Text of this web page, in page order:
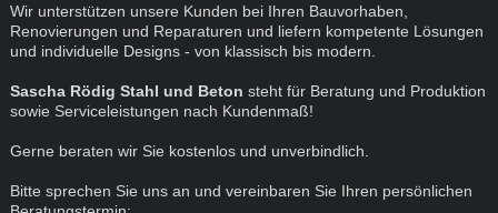
Wir unterstützen unsere Kunden bei Ihren Bauvorhaben,
Renovierungen und Reparaturen und liefern kompetente Lösungen
und individuelle Designs - von klassisch bis modern.
Sascha Rödig Stahl und Beton steht für Beratung und Produktion
sowie Serviceleistungen nach Kundenmaß!
Gerne beraten wir Sie kostenlos und unverbindlich.
Bitte sprechen Sie uns an und vereinbaren Sie Ihren persönlichen